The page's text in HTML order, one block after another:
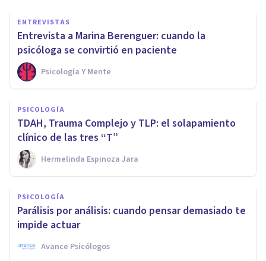
ENTREVISTAS
Entrevista a Marina Berenguer: cuando la
psicóloga se convirtió en paciente
Psicología Y Mente
PSICOLOGÍA
TDAH, Trauma Complejo y TLP: el solapamiento
clínico de las tres “T”
Hermelinda Espinoza Jara
PSICOLOGÍA
Parálisis por análisis: cuando pensar demasiado te
impide actuar
Avance Psicólogos